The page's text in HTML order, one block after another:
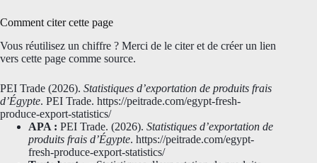
Comment citer cette page
Vous réutilisez un chiffre ? Merci de le citer et de créer un lien
vers cette page comme source.
PEI Trade (2026). Statistiques d’exportation de produits frais
d’Égypte. PEI Trade. https://peitrade.com/egypt-fresh-
produce-export-statistics/
APA : PEI Trade. (2026). Statistiques d’exportation de
produits frais d’Égypte. https://peitrade.com/egypt-
fresh-produce-export-statistics/